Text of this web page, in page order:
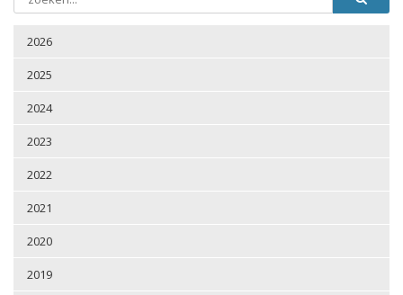
2026
2025
2024
2023
2022
2021
2020
2019